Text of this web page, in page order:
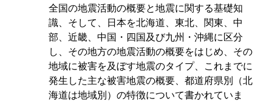
全国の地震活動の概要と地震に関する基礎知
識、そして、日本を北海道、東北、関東、中
部、近畿、中国・四国及び九州・沖縄に区分
し、その地方の地震活動の概要をはじめ、その
地域に被害を及ぼす地震のタイプ、これまでに
発生した主な被害地震の概要、都道府県別（北
海道は地域別）の特徴について書かれていま